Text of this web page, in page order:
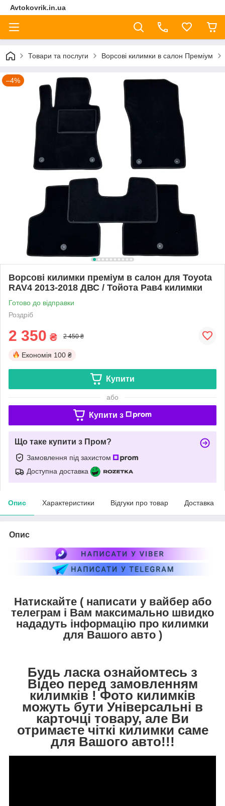
Avtokovrik.in.ua
Товари та послуги Ворсові килимки в салон Преміум
–4%
Ворсові килимки преміум в салон для Toyota
RAV4 2013-2018 ДВС / Тойота Рав4 килимки
Готово до відправки
Роздріб
2 350 ₴ 2 450 ₴
Економія 100 ₴
Купити
або
Купити з
Що таке купити з Пром?
Замовлення під захистом
Доступна доставка
Опис Характеристики Відгуки про товар Доставка
Опис
Натискайте ( написати у вайбер або
телеграм і Вам максимально швидко
нададуть інформацію про килимки
для Вашого авто )
Будь ласка ознайомтесь з
Відео перед замовленням
килимків ! Фото килимків
можуть бути Універсальні в
карточці товару, але Ви
отримаєте чіткі килимки саме
для Вашого авто!!!